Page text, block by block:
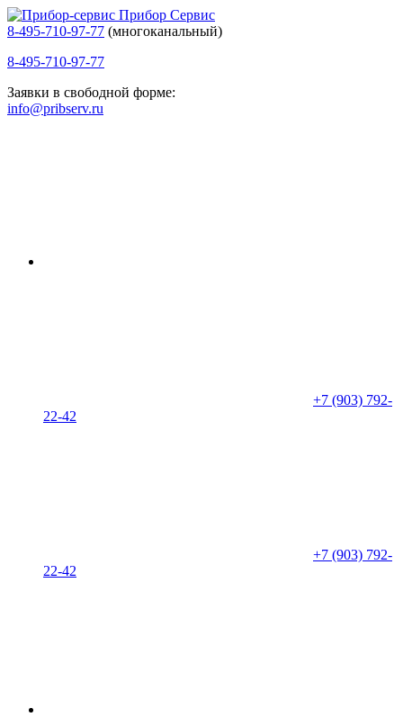
Прибор Сервис
8-495-710-97-77 (многоканальный)
8-495-710-97-77
Заявки в свободной форме:
info@pribserv.ru
+7 (903) 792-
22-42
+7 (903) 792-
22-42